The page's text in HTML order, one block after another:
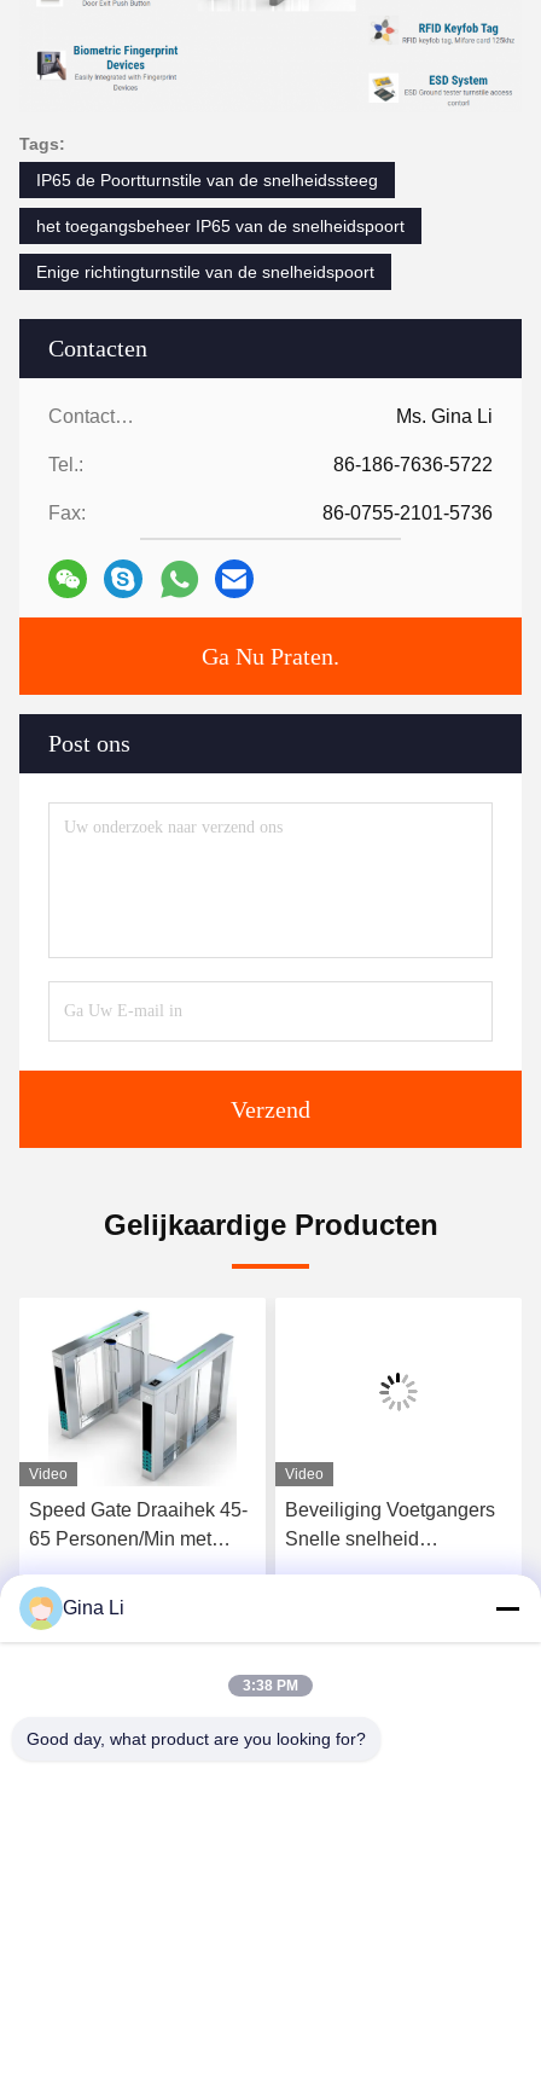
Contacten
Contacten: Ms. Gina Li
Tel.: 86-186-7636-5722
Fax: 86-0755-2101-5736
Ga Nu Praten.
Post ons
Verzend
Tags:
IP65 de Poortturnstile van de snelheidssteeg
het toegangsbeheer IP65 van de snelheidspoort
Enige richtingturnstile van de snelheidspoort
Gelijkaardige Producten
Video
Speed Gate Draaihek 45-
65 Personen/Min met
Frame
Video
Beveiliging Voetgangers
Snelle snelheid
Gina Li
3:38 PM
Good day, what product are you looking for?